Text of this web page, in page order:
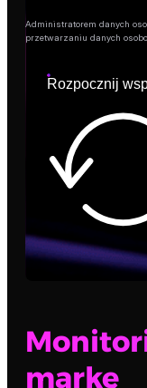
markę
Administratorem danych
przetwarzaniu danych
Rozpocznij